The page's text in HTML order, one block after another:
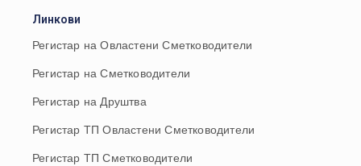
Линкови
Регистар на Овластени Сметководители
Регистар на Сметководители
Регистар на Друштва
Регистар ТП Овластени Сметководители
Регистар ТП Сметководители